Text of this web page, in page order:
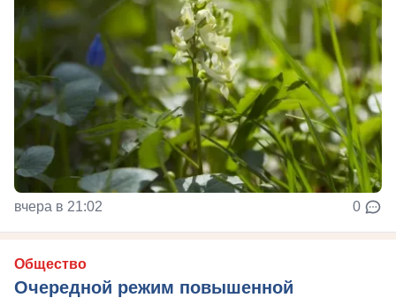
вчера в 21:02 0
Общество
Очередной режим повышенной